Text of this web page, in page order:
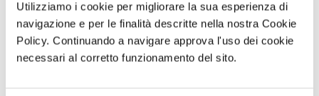
Utilizziamo i cookie per migliorare la sua esperienza di
navigazione e per le finalità descritte nella nostra Cookie
Policy. Continuando a navigare approva l'uso dei cookie
necessari al corretto funzionamento del sito.
Gita giornaliera
- Il cimitero
delle
Fontanelle e
Trekking con
aperitivo IL
MONTE FAITO -
UNA TERRAZZA
Visita guidata
SAN GENNARO
E NAPOLI:
DUOMO E